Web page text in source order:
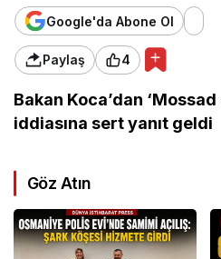
Google'da Abone Ol
Paylaş 4
Bakan Koca’dan ‘Mossad
iddiasına sert yanıt geldi
Göz Atın